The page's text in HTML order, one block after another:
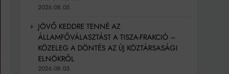
2026.08.05.
JÖVŐ KEDDRE TENNÉ AZ
ÁLLAMFŐVÁLASZTÁST A TISZA-FRAKCIÓ –
KÖZELEG A DÖNTÉS AZ ÚJ KÖZTÁRSASÁGI
ELNÖKRŐL
2026.08.05.